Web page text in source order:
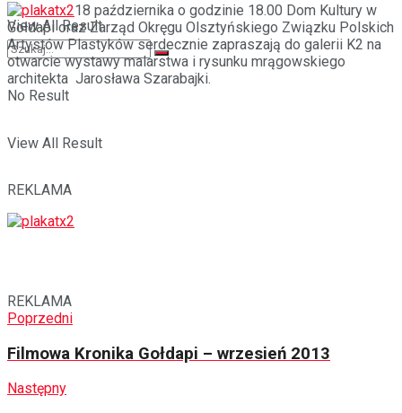
View All Result
No Result
View All Result
18 października o godzinie 18.00 Dom Kultury w
Gołdapi oraz Zarząd Okręgu Olsztyńskiego Związku Polskich
Artystów Plastyków serdecznie zapraszają do galerii K2 na
otwarcie wystawy malarstwa i rysunku mrągowskiego
architekta Jarosława Szarabajki.
REKLAMA
REKLAMA
Poprzedni
Filmowa Kronika Gołdapi – wrzesień 2013
Następny